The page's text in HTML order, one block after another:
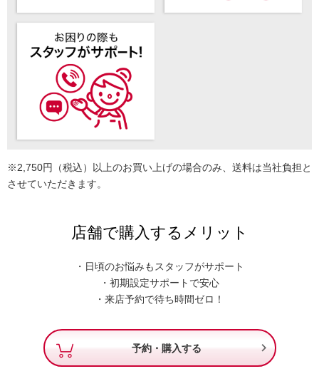
※2,750円（税込）以上のお買い上げの場合のみ、送料は当社負担と
させていただきます。
店舗で購入するメリット
・日頃のお悩みもスタッフがサポート
・初期設定サポートで安心
・来店予約で待ち時間ゼロ！
予約・購入する 